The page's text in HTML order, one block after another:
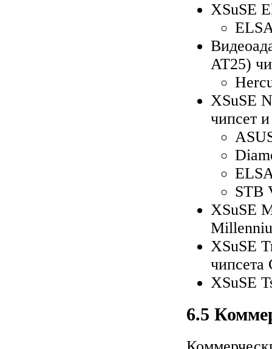
XSuSE
AT25)
XSuSE
чипсет
STB
XSuSE
XSuSE
чипсета
XSuSE
6.5